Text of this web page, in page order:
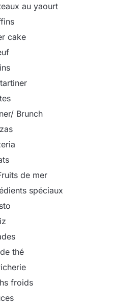
au yaourt
cake
Brunch
de mer
spéciaux
thé
froids